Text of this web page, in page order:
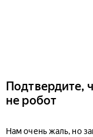
Подтвердите,
не робот
Нам очень жаль, но